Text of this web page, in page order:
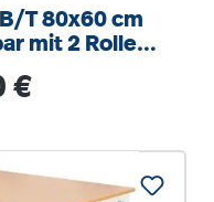
T 80x60 cm
mit 2 Rollen,
€